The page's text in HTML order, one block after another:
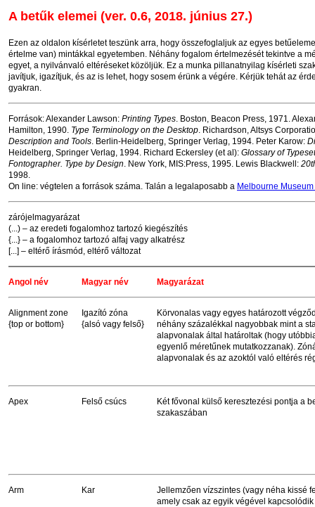
A betűk elemei (ver. 0.6, 2018. június 27.)
Ezen az oldalon kísérletet teszünk arra, hogy összefoglaljuk az egyes
értelme van) mintákkal egyetemben. Néhány fogalom értelmezését tekintve a
egyet, a nyilvánvaló eltéréseket közöljük. Ez a munka pillanatnyilag kísérleti
javítjuk, igazítjuk, és az is lehet, hogy sosem érünk a végére. Kérjük tehát az
gyakran.
Források: Alexander Lawson: Printing Types. Boston, Beacon Press, 1971.
Hamilton, 1990. Type Terminology on the Desktop. Richardson, Altsys
Description and Tools. Berlin-Heidelberg, Springer Verlag, 1994. Peter Karow:
Heidelberg, Springer Verlag, 1994. Richard Eckersley (et al): Glossary of
Fontographer. Type by Design. New York, MIS:Press, 1995. Lewis Blackwell:
1998.
On line: végtelen a források száma. Talán a legalaposabb a Melbourne
zárójelmagyarázat
(...) – az eredeti fogalomhoz tartozó kiegészítés
{...} – a fogalomhoz tartozó alfaj vagy alkatrész
[...] – eltérő írásmód, eltérő változat
Angol név Magyar név Magyarázat
Alignment zone
{top or bottom}
Igazító zóna
{alsó vagy felső}
Körvonalas vagy egyes határozott
néhány százalékkal nagyobbak mint a
alapvonalak által határoltak (hogy
egyenlő méretűnek mutatkozzanak).
alapvonalak és az azoktól való eltérés
Apex Felső csúcs
Két fővonal külső keresztezési pontja a
szakaszában
Arm Kar
Jellemzően vízszintes (vagy néha kissé
amely csak az egyik végével